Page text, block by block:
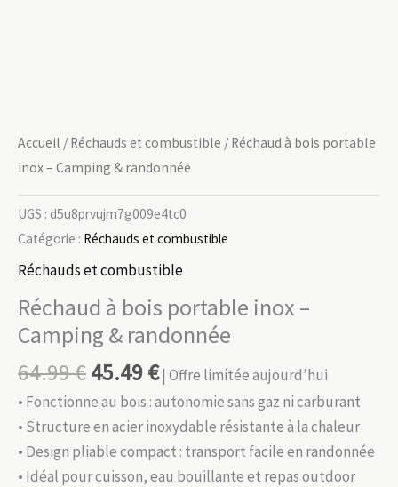
Accueil / Réchauds et combustible / Réchaud à bois portable
inox – Camping & randonnée
UGS : d5u8prvujm7g009e4tc0
Catégorie : Réchauds et combustible
Réchauds et combustible
Réchaud à bois portable inox –
Camping & randonnée
64.99€45.49€| Offre limitée aujourd’hui
• Fonctionne au bois : autonomie sans gaz ni carburant
• Structure en acier inoxydable résistante à la chaleur
• Design pliable compact : transport facile en randonnée
• Idéal pour cuisson, eau bouillante et repas outdoor